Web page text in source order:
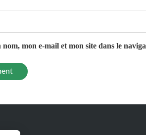
mon e-mail et mon site dans le